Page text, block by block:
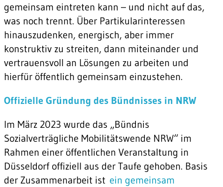
gemeinsam eintreten kann – und nicht auf das,
was noch trennt. Über Partikularinteressen
hinauszudenken, energisch, aber immer
konstruktiv zu streiten, dann miteinander und
vertrauensvoll an Lösungen zu arbeiten und
hierfür öffentlich gemeinsam einzustehen.
Offizielle Gründung des Bündnisses in NRW
Im März 2023 wurde das „Bündnis
Sozialverträgliche Mobilitätswende NRW“ im
Rahmen einer öffentlichen Veranstaltung in
Düsseldorf offiziell aus der Taufe gehoben. Basis
der Zusammenarbeit ist ein gemeinsam